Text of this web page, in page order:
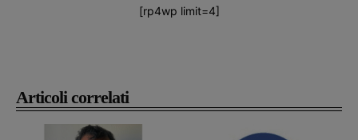
Articoli correlati
[rp4wp limit=4]